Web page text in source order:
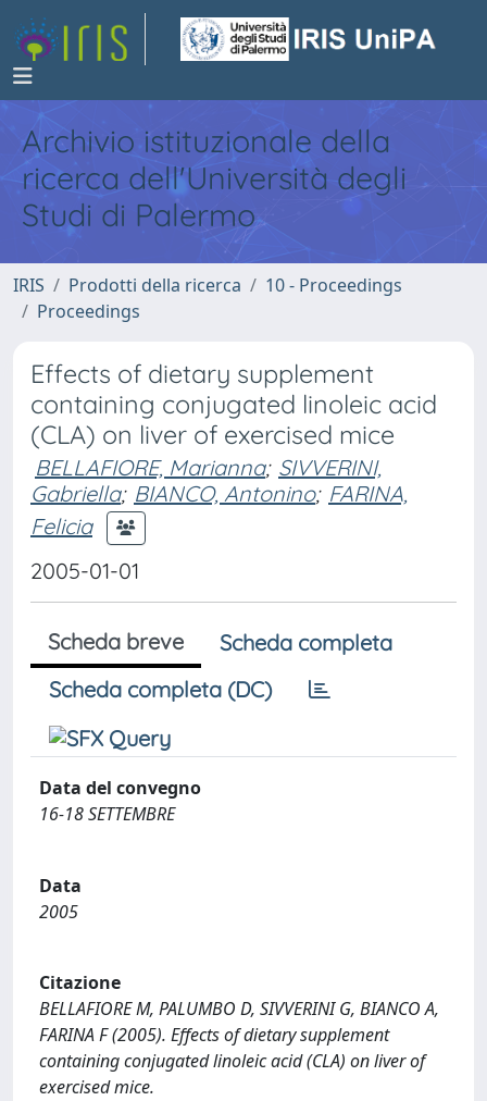
Archivio istituzionale della
ricerca dell'Università degli
Studi di Palermo
IRIS Prodotti della ricerca
10 - Proceedings
Proceedings
Effects of dietary supplement
containing conjugated linoleic acid
(CLA) on liver of exercised mice
BELLAFIORE, Marianna; SIVVERINI,
Gabriella; BIANCO, Antonino; FARINA,
Felicia
2005-01-01
Scheda breve
Scheda completa
Scheda completa (DC)
Data del convegno
16-18 SETTEMBRE
Data
2005
Citazione
BELLAFIORE M, PALUMBO D, SIVVERINI G, BIANCO A,
FARINA F (2005). Effects of dietary supplement
containing conjugated linoleic acid (CLA) on liver of
exercised mice.